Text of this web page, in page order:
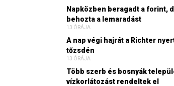
Napközben beragadt a forint,
behozta a lemaradást
13 ÓRÁJA
A nap végi hajrát a Richter
tőzsdén
13 ÓRÁJA
Több szerb és bosnyák
vízkorlátozást rendeltek el